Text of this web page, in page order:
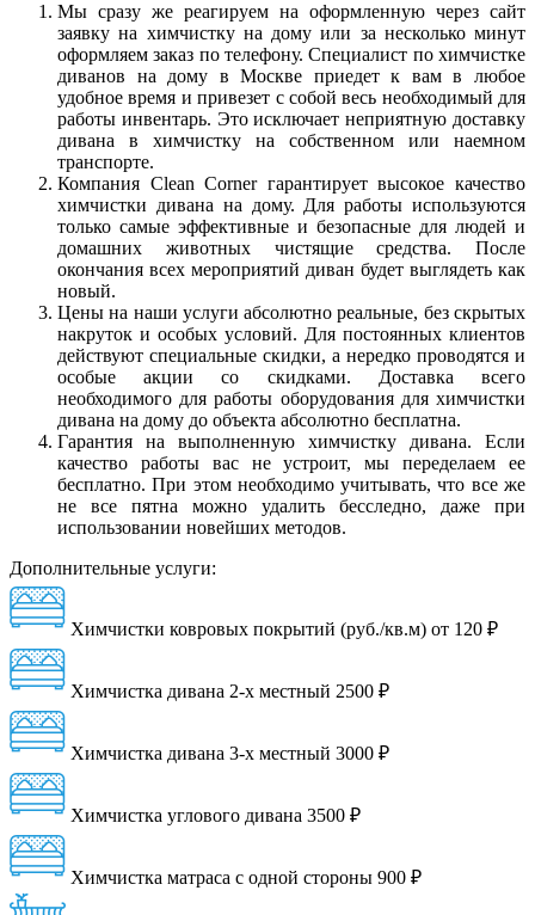
Мы сразу же реагируем на оформленную через сайт
заявку на химчистку на дому или за несколько минут
оформляем заказ по телефону. Специалист по химчистке
диванов на дому в Москве приедет к вам в любое
удобное время и привезет с собой весь необходимый для
работы инвентарь. Это исключает неприятную доставку
дивана в химчистку на собственном или наемном
транспорте.
Компания Clean Corner гарантирует высокое качество
химчистки дивана на дому. Для работы используются
только самые эффективные и безопасные для людей и
домашних животных чистящие средства. После
окончания всех мероприятий диван будет выглядеть как
новый.
Цены на наши услуги абсолютно реальные, без скрытых
накруток и особых условий. Для постоянных клиентов
действуют специальные скидки, а нередко проводятся и
особые акции со скидками. Доставка всего
необходимого для работы оборудования для химчистки
дивана на дому до объекта абсолютно бесплатна.
Гарантия на выполненную химчистку дивана. Если
качество работы вас не устроит, мы переделаем ее
бесплатно. При этом необходимо учитывать, что все же
не все пятна можно удалить бесследно, даже при
использовании новейших методов.
Дополнительные услуги:
Химчистки ковровых покрытий (руб./кв.м) от 120 ₽
Химчистка дивана 2-х местный 2500 ₽
Химчистка дивана 3-х местный 3000 ₽
Химчистка углового дивана 3500 ₽
Химчистка матраса с одной стороны 900 ₽